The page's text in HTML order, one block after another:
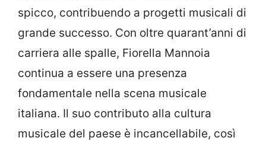
spicco, contribuendo a progetti musicali di
grande successo. Con oltre quarant’anni di
carriera alle spalle, Fiorella Mannoia
continua a essere una presenza
fondamentale nella scena musicale
italiana. Il suo contributo alla cultura
musicale del paese è incancellabile, così